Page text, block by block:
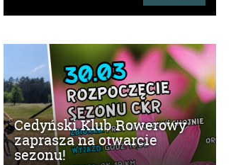
Cedyński Klub Rowerowy
zaprasza na otwarcie
sezonu!